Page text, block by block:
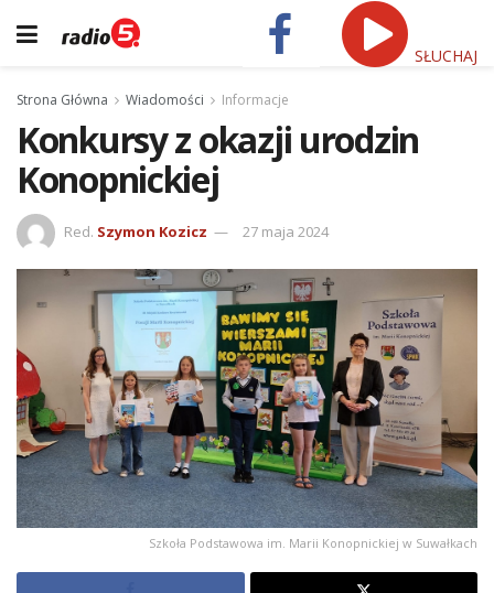
SŁUCHAJ
Strona Główna Wiadomości Informacje
Konkursy z okazji urodzin
Konopnickiej
Red. Szymon Kozicz 27 maja 2024
Szkoła Podstawowa im. Marii Konopnickiej w Suwałkach